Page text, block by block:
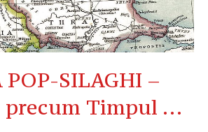
SILAGHI –
precum Timpul …